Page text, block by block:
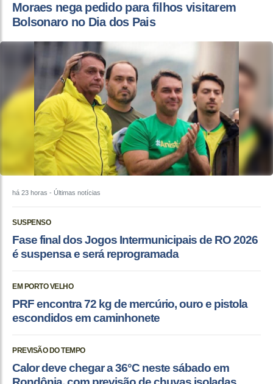
Moraes nega pedido para filhos visitarem
Bolsonaro no Dia dos Pais
há 23 horas - Últimas notícias
SUSPENSO
Fase final dos Jogos Intermunicipais de RO 2026
é suspensa e será reprogramada
EM PORTO VELHO
PRF encontra 72 kg de mercúrio, ouro e pistola
escondidos em caminhonete
PREVISÃO DO TEMPO
Calor deve chegar a 36°C neste sábado em